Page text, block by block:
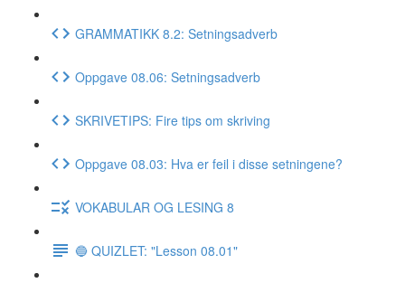
GRAMMATIKK 8.2: Setningsadverb
Oppgave 08.06: Setningsadverb
SKRIVETIPS: Fire tips om skriving
Oppgave 08.03: Hva er feil i disse setningene?
VOKABULAR OG LESING 8
🔵 QUIZLET: "Lesson 08.01"